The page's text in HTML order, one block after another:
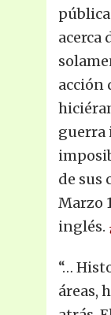
acerca
acción
guerra
de sus
Marzo
inglés.
“…
áreas,